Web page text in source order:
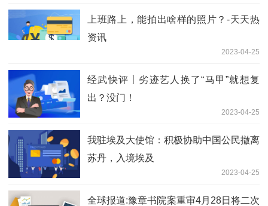
上班路上，能拍出啥样的照片？-天天热
资讯
2023-04-25
经武快评丨劣迹艺人换了“马甲”就想复
出？没门！
2023-04-25
我驻埃及大使馆：积极协助中国公民撤离
苏丹，入境埃及
2023-04-25
全球报道:豫章书院案重审4月28日将二次